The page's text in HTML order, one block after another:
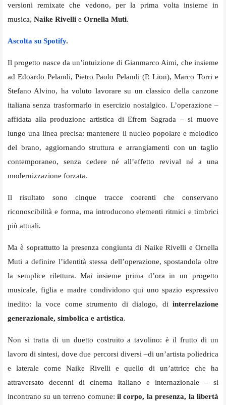
versioni remixate che vedono, per la prima volta insieme in
musica, Naike Rivelli e Ornella Muti.
Ascolta su Spotify.
Il progetto nasce da un’intuizione di Gianmarco Aimi, che insieme
ad Edoardo Pelandi, Pietro Paolo Pelandi (P. Lion), Marco Torri e
Stefano Alvino, ha voluto lavorare su un classico della canzone
italiana senza trasformarlo in esercizio nostalgico. L’operazione –
affidata alla produzione artistica di Efrem Sagrada – si muove
lungo una linea precisa: mantenere il nucleo popolare e melodico
del brano, aggiornando struttura e arrangiamenti con un taglio
contemporaneo, senza cedere né all’effetto revival né a una
modernizzazione forzata.
Il risultato sono cinque tracce coerenti che conservano
riconoscibilità e forma, ma introducono elementi ritmici e timbrici
più attuali.
Ma è soprattutto la presenza congiunta di Naike Rivelli e Ornella
Muti a definire l’identità stessa dell’operazione, spostandola oltre
la semplice rilettura. Mai insieme prima d’ora in un progetto
musicale, figlia e madre condividono qui uno spazio espressivo
inedito: la voce come strumento di dialogo, di interrelazione
generazionale, simbolica e artistica.
Non si tratta di un duetto costruito a tavolino: è il frutto di un
lavoro di sintesi, dove due percorsi diversi –di un’artista poliedrica
e laterale come Naike Rivelli e quello di un’attrice che ha
attraversato decenni di cinema italiano e internazionale – si
incontrano su un terreno comune: il corpo, la presenza, la libertà